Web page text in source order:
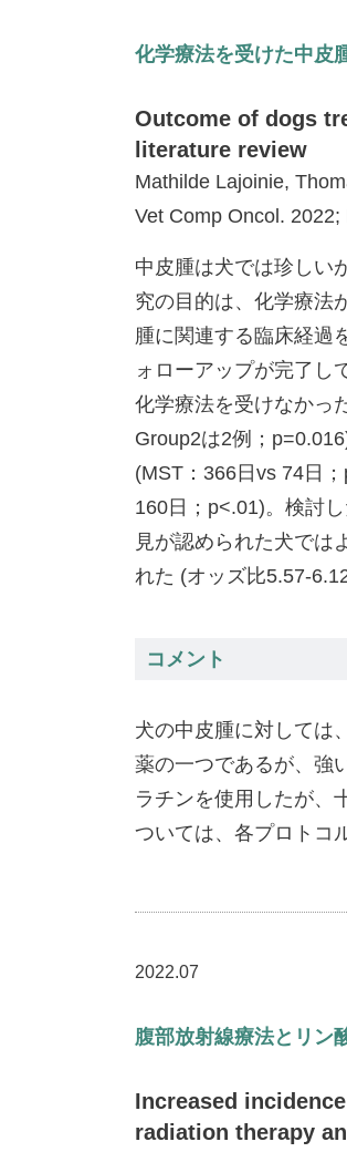
化学療法を受けた中皮
Outcome of dogs
literature review
Mathilde Lajoinie,
Vet Comp Oncol.
中皮腫は犬では珍しい
究の目的は、化学療法
腫に関連する臨床経過
ォローアップが完了し
化学療法を受けなかっ
Group2は2例；
(MST：366日vs 74日
160日；p<.01)。検討
見が認められた犬では
れた (オッズ比5.57-
コメント
犬の中皮腫に対しては
薬の一つであるが、強
ラチンを使用したが、
ついては、各プロトコ
2022.07
腹部放射線療法とリン
Increased
radiation therapy